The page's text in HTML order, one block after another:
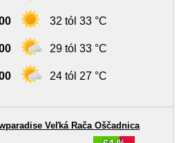
32 tól 33 °C
29 tól 33 °C
24 tól 27 °C
Veľká Rača Oščadnica